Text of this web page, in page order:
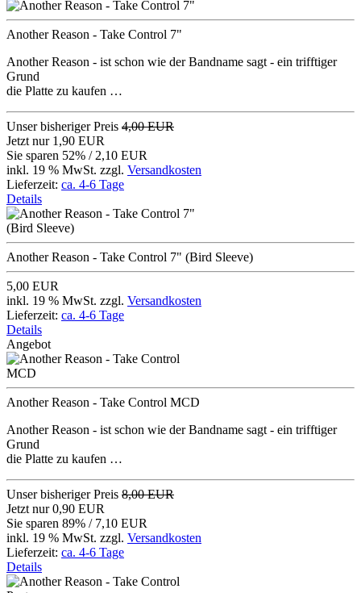
Another Reason - Take Control 7"
Another Reason - ist schon wie der Bandname sagt - ein trifftiger
Grund
die Platte zu kaufen …
Unser bisheriger Preis 4,00 EUR
Jetzt nur 1,90 EUR
Sie sparen 52% / 2,10 EUR
inkl. 19 % MwSt. zzgl. Versandkosten
Lieferzeit: ca. 4-6 Tage
Details
Another Reason - Take Control 7" (Bird Sleeve)
5,00 EUR
inkl. 19 % MwSt. zzgl. Versandkosten
Lieferzeit: ca. 4-6 Tage
Details
Angebot
Another Reason - Take Control MCD
Another Reason - ist schon wie der Bandname sagt - ein trifftiger
Grund
die Platte zu kaufen …
Unser bisheriger Preis 8,00 EUR
Jetzt nur0,90 EUR
Sie sparen 89% / 7,10 EUR
inkl. 19 % MwSt. zzgl. Versandkosten
Lieferzeit: ca. 4-6 Tage
Details